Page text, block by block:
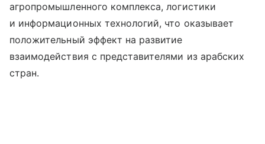
агропромышленного комплекса, логистики
и информационных технологий, что оказывает
положительный эффект на развитие
взаимодействия с представителями из арабских
стран.